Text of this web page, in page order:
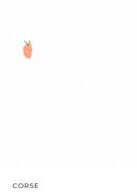
CORSE